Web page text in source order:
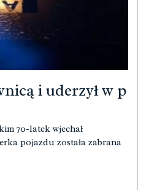
i uderzył w p
70-latek wjechał
pojazdu została zabrana